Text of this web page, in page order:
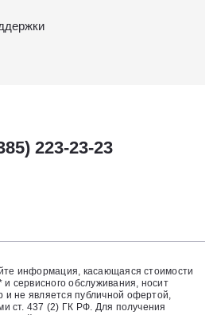
223-23-23
информация, касающаяся стоимости
и сервисного обслуживания, носит
не является публичной офертой,
ст. 437 (2) ГК РФ. Для получения